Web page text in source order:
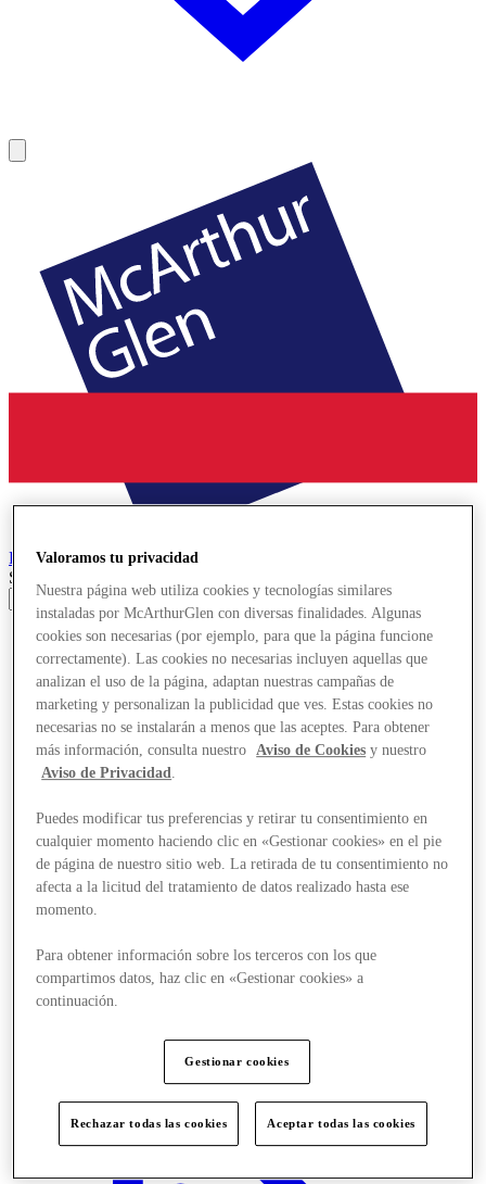
ParndorfDesigner Outlet
Search input
Valoramos tu privacidad
Nuestra página web utiliza cookies y tecnologías similares
instaladas por McArthurGlen con diversas finalidades. Algunas
cookies son necesarias (por ejemplo, para que la página funcione
correctamente). Las cookies no necesarias incluyen aquellas que
analizan el uso de la página, adaptan nuestras campañas de
marketing y personalizan la publicidad que ves. Estas cookies no
necesarias no se instalarán a menos que las aceptes. Para obtener
más información, consulta nuestro
Aviso de Cookies y nuestro
Aviso de Privacidad.
Puedes modificar tus preferencias y retirar tu consentimiento en
cualquier momento haciendo clic en «Gestionar cookies» en el pie
de página de nuestro sitio web. La retirada de tu consentimiento no
afecta a la licitud del tratamiento de datos realizado hasta ese
momento.
Para obtener información sobre los terceros con los que
compartimos datos, haz clic en «Gestionar cookies» a
continuación.
Gestionar cookies
Rechazar todas las cookies Aceptar todas las cookies